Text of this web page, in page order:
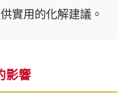
實用的化解建議。
影響